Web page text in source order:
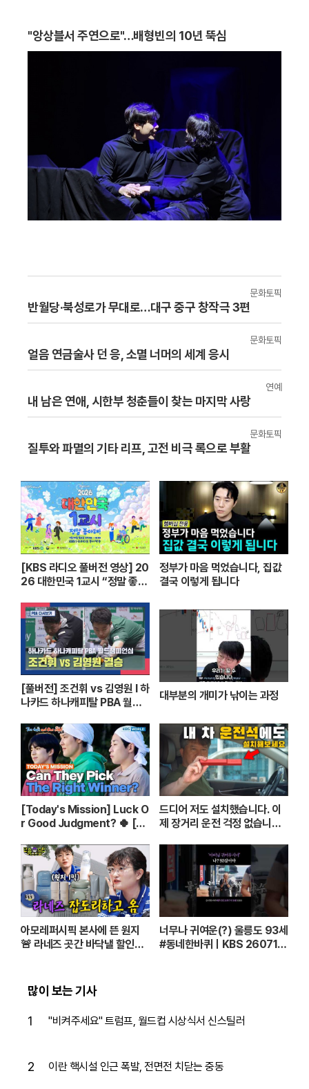
"앙상블서 주연으로"…배형빈의 10년 뚝심
문화토픽
반월당·북성로가 무대로…대구 중구 창작극 3편
문화토픽
얼음 연금술사 던 응, 소멸 너머의 세계 응시
연예
내 남은 연애, 시한부 청춘들이 찾는 마지막 사랑
문화토픽
질투와 파멸의 기타 리프, 고전 비극 록으로 부활
[KBS 라디오 풀버전 영상] 20
26 대한민국 1교시 “정말 좋아
정부가 마음 먹었습니다, 집값
결국 이렇게 됩니다
[풀버전] 조건휘 vs 김영원 I 하
나카드 하나캐피탈 PBA 월드
방송
대부분의 개미가 낚이는 과정
[Today's Mission] Luck O
r Good Judgment? 🍀 [T
182] | KBS WORLD TV
드디어 저도 설치했습니다. 이
제 장거리 운전 걱정 없습니다.
아모레퍼시픽 본사에 뜬 원지
🚨 라네즈 곳간 바닥낼 할인율
너무나 귀여운(?) 울릉도 93세
#동네한바퀴ㅣKBS 260711
많이 보는 기사
1 "비켜주세요" 트럼프, 월드컵 시상식서 신스틸러
2 이란 핵시설 인근 폭발, 전면전 치닫는 중동